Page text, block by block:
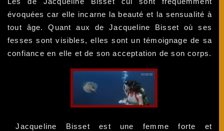
évoquées car elle incarne la beauté et la sensualité à
tout âge. Quant aux de Jacqueline Bisset où ses
fesses sont visibles, elles sont un témoignage de sa
confiance en elle et de son acceptation de son corps.
Jacqueline Bisset est une femme forte et